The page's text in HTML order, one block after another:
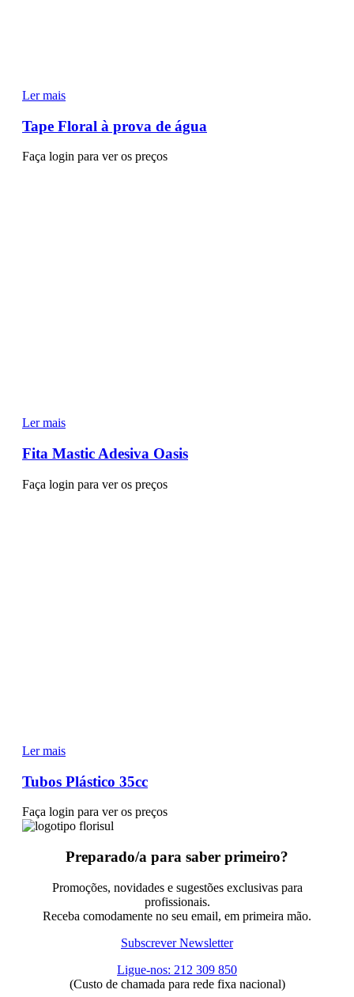
Ler mais
Tape Floral à prova de água
Faça login para ver os preços
Ler mais
Fita Mastic Adesiva Oasis
Faça login para ver os preços
Ler mais
Tubos Plástico 35cc
Faça login para ver os preços
Preparado/a para saber primeiro?
Promoções, novidades e sugestões exclusivas para
profissionais.
Receba comodamente no seu email, em primeira mão.
Subscrever Newsletter
Ligue-nos: 212 309 850
(Custo de chamada para rede fixa nacional)